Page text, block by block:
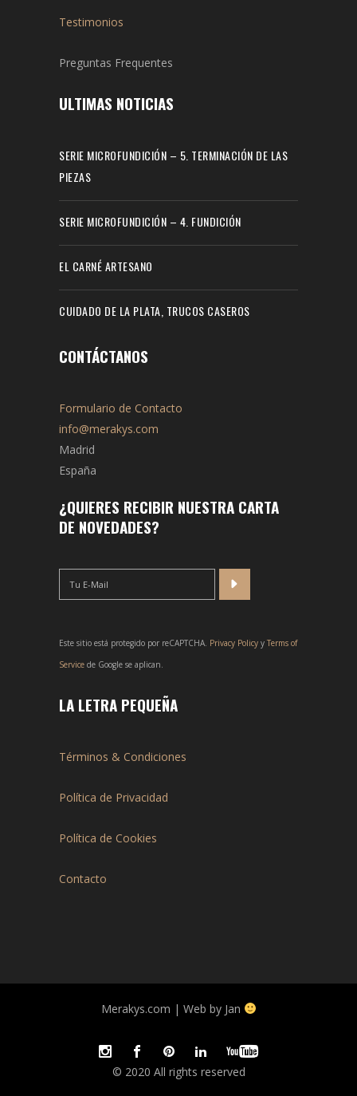
Testimonios
Preguntas Frequentes
ULTIMAS NOTICIAS
SERIE MICROFUNDICIÓN – 5. TERMINACIÓN DE LAS
PIEZAS
SERIE MICROFUNDICIÓN – 4. FUNDICIÓN
EL CARNÉ ARTESANO
CUIDADO DE LA PLATA, TRUCOS CASEROS
CONTÁCTANOS
Formulario de Contacto
info@merakys.com
Madrid
España
¿QUIERES RECIBIR NUESTRA CARTA
DE NOVEDADES?
Este sitio está protegido por reCAPTCHA. Privacy Policy y Terms of
Service de Google se aplican.
LA LETRA PEQUEÑA
Términos & Condiciones
Política de Privacidad
Política de Cookies
Contacto
Merakys.com | Web by Jan
© 2020 All rights reserved